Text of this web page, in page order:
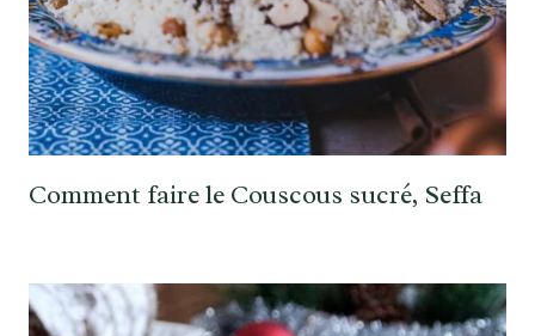
Comment faire le Couscous sucré, Seffa